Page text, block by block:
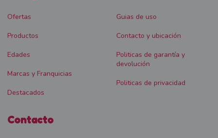
Ofertas
Productos
Edades
Marcas y Franquicias
Destacados
Guias de uso
Contacto y ubicación
Politicas de garantía y
devolución
Politicas de privacidad
Contacto